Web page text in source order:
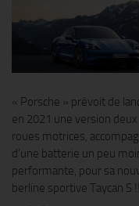
« Porsche » prévoit de
en 2021 une version deux
roues motrices,
d’une batterie un peu
performante, pour sa
berline sportive Taycan S !!